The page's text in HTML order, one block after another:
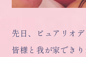
先日、ピュアリオ
皆様と我が家でき